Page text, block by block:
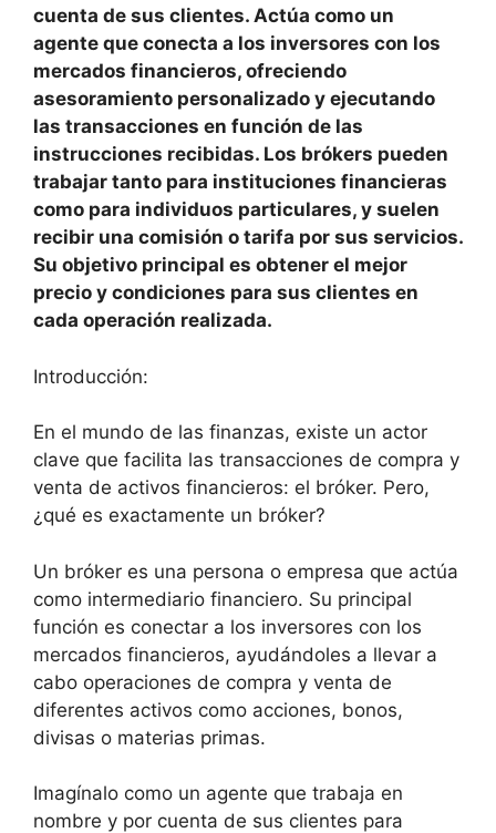
cuenta de sus clientes. Actúa como un
agente que conecta a los inversores con los
mercados financieros, ofreciendo
asesoramiento personalizado y ejecutando
las transacciones en función de las
instrucciones recibidas. Los brókers pueden
trabajar tanto para instituciones financieras
como para individuos particulares, y suelen
recibir una comisión o tarifa por sus servicios.
Su objetivo principal es obtener el mejor
precio y condiciones para sus clientes en
cada operación realizada.
Introducción:
En el mundo de las finanzas, existe un actor
clave que facilita las transacciones de compra y
venta de activos financieros: el bróker. Pero,
¿qué es exactamente un bróker?
Un bróker es una persona o empresa que actúa
como intermediario financiero. Su principal
función es conectar a los inversores con los
mercados financieros, ayudándoles a llevar a
cabo operaciones de compra y venta de
diferentes activos como acciones, bonos,
divisas o materias primas.
Imagínalo como un agente que trabaja en
nombre y por cuenta de sus clientes para